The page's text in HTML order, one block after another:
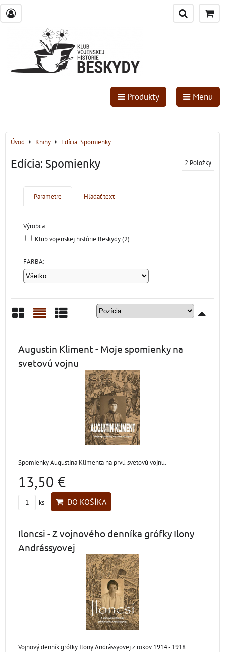
Produkty Menu
Úvod Knihy Edícia: Spomienky
Edícia: Spomienky 2 Položky
Parametre Hľadať text
Výrobca:
Klub vojenskej histórie Beskydy (2)
FARBA:
Augustin Kliment - Moje spomienky na
svetovú vojnu
Spomienky Augustina Klimenta na prvú svetovú vojnu.
13,50 €
ks DO KOŠÍKA
Iloncsi - Z vojnového denníka grófky Ilony
Andrássyovej
Vojnový denník grófky Ilony Andrássyovej z rokov 1914 - 1918.